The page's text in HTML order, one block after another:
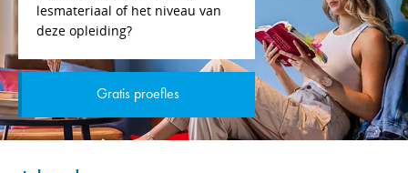
lesmateriaal of het niveau van
deze opleiding?
Gratis proefles